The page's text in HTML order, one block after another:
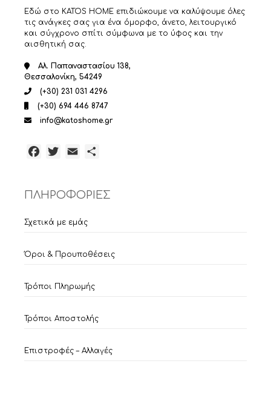
Εδώ στο KATOS HOME επιδιώκουμε να καλύψουμε όλες
τις ανάγκες σας για ένα όμορφο, άνετο, λειτουργικό
και σύγχρονο σπίτι σύμφωνα με το ύφος και την
αισθητική σας.
Αλ. Παπαναστασίου 138,
Θεσσαλονίκη, 54249
(+30) 231 031 4296
(+30) 694 446 8747
info@katoshome.gr
Facebook
TwitterEmail
ΠΛΗΡΟΦΟΡΙΕΣ
Σχετικά με εμάς
Όροι & Προυποθέσεις
Τρόποι Πληρωμής
Τρόποι Αποστολής
Επιστροφές – Αλλαγές